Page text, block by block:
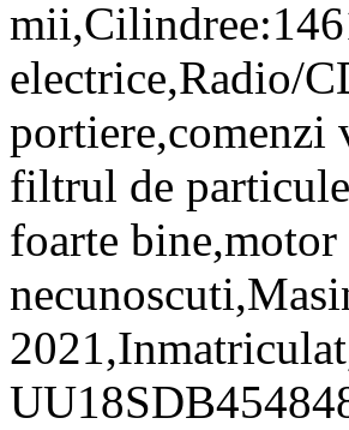
electrice,Radio/
portiere,comenzi
filtrul de
foarte